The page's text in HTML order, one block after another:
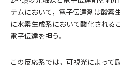
テムにおいて，電子伝達剤は酸素
に水素生成系において酸化される
電子伝達を担う。
この反応系では，可視光によって